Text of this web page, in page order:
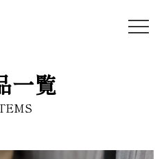
一覧